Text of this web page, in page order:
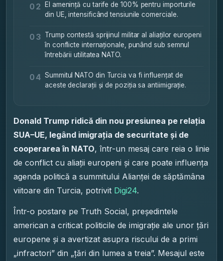
02
El amenință cu tarife de 100% pentru importurile
din UE, intensificând tensiunile comerciale.
03 Trump contestă sprijinul militar al aliaților europeni
în conflicte internaționale, punând sub semnul
întrebării utilitatea NATO.
04 Summitul NATO din Turcia va fi influențat de
aceste declarații și de poziția sa antiimigrație.
Donald Trump ridică din nou presiunea pe relația
SUA–UE, legând imigrația de securitate și de
cooperarea în NATO, într-un mesaj care reia o linie
de conflict cu aliații europeni și care poate influența
agenda politică a summitului Alianței de săptămâna
viitoare din Turcia, potrivit Digi24.
Într-o postare pe Truth Social, președintele
american a criticat politicile de imigrație ale unor țări
europene și a avertizat asupra riscului de a primi
„infractori” din „țări din lumea a treia”. Mesajul este